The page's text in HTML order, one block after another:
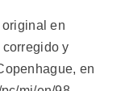
en
y
en